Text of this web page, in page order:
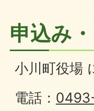
申込み
小川町役場
電話：